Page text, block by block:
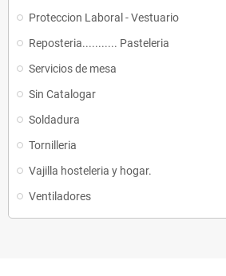
Proteccion Laboral - Vestuario
Reposteria........... Pasteleria
Servicios de mesa
Sin Catalogar
Soldadura
Tornilleria
Vajilla hosteleria y hogar.
Ventiladores